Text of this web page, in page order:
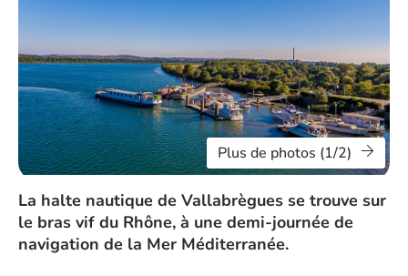
Plus de photos (1/2)
La halte nautique de Vallabrègues se trouve sur
le bras vif du Rhône, à une demi-journée de
navigation de la Mer Méditerranée.